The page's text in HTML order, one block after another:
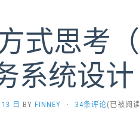
式思考
系统设计
日 BY FINNEY · 34条评论(已被阅